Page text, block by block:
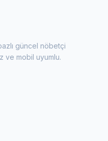
güncel nöbetçi
ve mobil uyumlu.